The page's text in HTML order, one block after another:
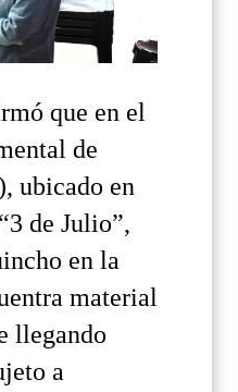
que en el
de
ubicado en
de Julio”,
en la
material
llegando
a